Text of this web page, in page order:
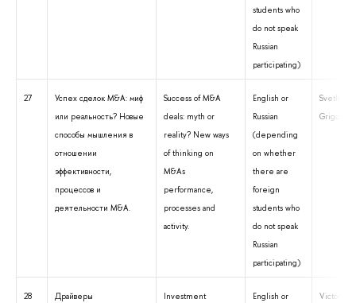
students who
do not speak
Russian
participating)
27
Успех сделок M&A: миф
или реальность? Новые
способы мышления в
отношении
эффективности,
процессов и
деятельности M&A.
Success of M&A
deals: myth or
reality? New ways
of thinking on
M&As
performance,
processes and
activity.
English or
Russian
(depending
on whether
there are
foreign
students who
do not speak
Russian
participating)
Svetlana
28
Драйверы
Investment
English or
Victoria